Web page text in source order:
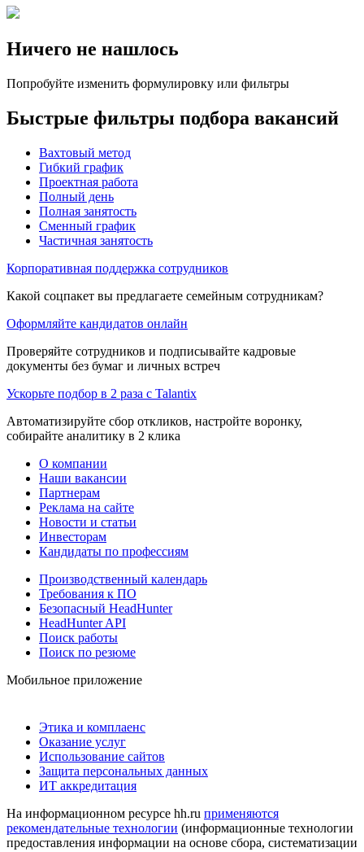
Ничего не нашлось
Попробуйте изменить формулировку или фильтры
Быстрые фильтры подбора вакансий
Вахтовый метод
Гибкий график
Проектная работа
Полный день
Полная занятость
Сменный график
Частичная занятость
Корпоративная поддержка сотрудников
Какой соцпакет вы предлагаете семейным сотрудникам?
Оформляйте кандидатов онлайн
Проверяйте сотрудников и подписывайте кадровые
документы без бумаг и личных встреч
Ускорьте подбор в 2 раза с Talantix
Автоматизируйте сбор откликов, настройте воронку,
собирайте аналитику в 2 клика
О компании
Наши вакансии
Партнерам
Реклама на сайте
Новости и статьи
Инвесторам
Кандидаты по профессиям
Производственный календарь
Требования к ПО
Безопасный HeadHunter
HeadHunter API
Поиск работы
Поиск по резюме
Мобильное приложение
Этика и комплаенс
Оказание услуг
Использование сайтов
Защита персональных данных
ИТ аккредитация
На информационном ресурсе hh.ru применяются
рекомендательные технологии (информационные технологии
предоставления информации на основе сбора, систематизации